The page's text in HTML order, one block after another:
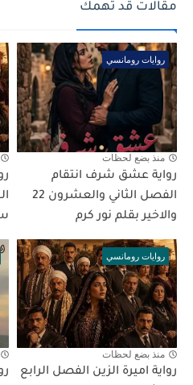
مقالات قد تهمك
روايات رومانسي
منذ بضع لحظات
رواية عشق شرف انتقام
الفصل الثاني والعشرون 22
والاخير بقلم نور كرم
روايات رومانسي
منذ بضع لحظات
رواية اميرة الزين الفصل الرابع